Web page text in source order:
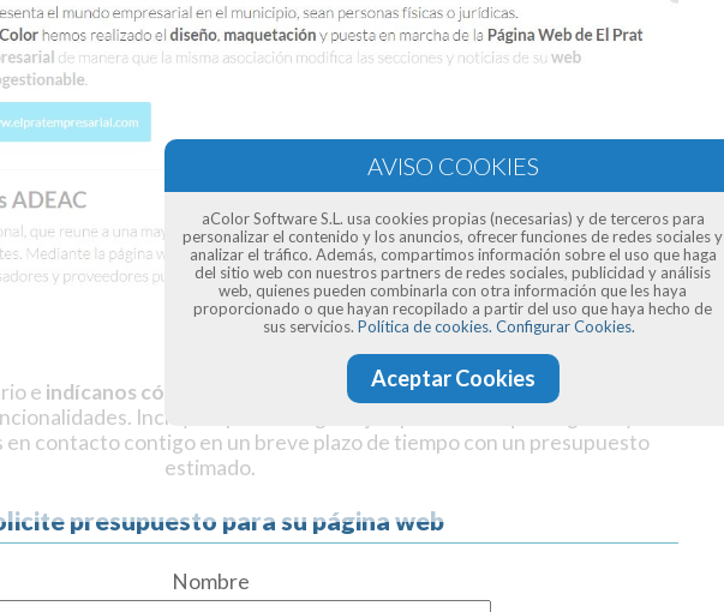
e indícanos cómo tiene que ser tu web: Número de secciones, si tiene
Incluye si puedes algún ejemplo de web que te guste y
contacto contigo en un breve plazo de tiempo con un presupuesto
estimado.
presupuesto para su página web
Nombre
aColor Software S.L. usa cookies propias (necesarias) y de terceros para
personalizar el contenido y los anuncios, ofrecer funciones de redes sociales y
analizar el tráfico. Además, compartimos información sobre el uso que haga
del sitio web con nuestros partners de redes sociales, publicidad y análisis
web, quienes pueden combinarla con otra información que les haya
proporcionado o que hayan recopilado a partir del uso que haya hecho de
sus servicios. Política de cookies. Configurar Cookies.
Aceptar Cookies